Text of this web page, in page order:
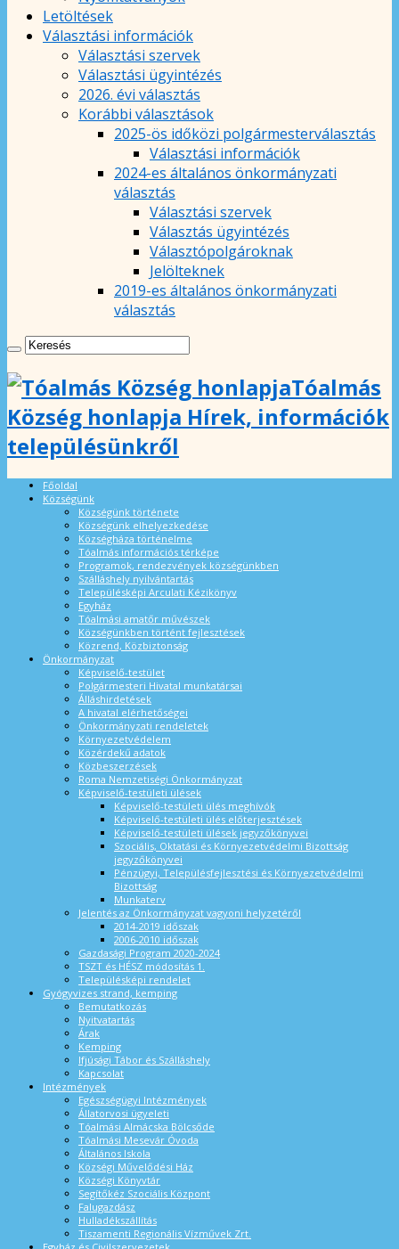
Letöltések
Választási információk
Választási szervek
Választási ügyintézés
2026. évi választás
Korábbi választások
2025-ös időközi polgármesterválasztás
Választási információk
2024-es általános önkormányzati
választás
Választási szervek
Választás ügyintézés
Választópolgároknak
Jelölteknek
2019-es általános önkormányzati
választás
Tóalmás
Község honlapja Hírek, információk
településünkről
Főoldal
Községünk
Községünk története
Községünk elhelyezkedése
Községháza történelme
Tóalmás információs térképe
Programok, rendezvények községünkben
Szálláshely nyilvántartás
Településképi Arculati Kézikönyv
Egyház
Tóalmási amatőr művészek
Községünkben történt fejlesztések
Közrend, Közbiztonság
Önkormányzat
Képviselő-testület
Polgármesteri Hivatal munkatársai
Álláshirdetések
A hivatal elérhetőségei
Önkormányzati rendeletek
Környezetvédelem
Közérdekű adatok
Közbeszerzések
Roma Nemzetiségi Önkormányzat
Képviselő-testületi ülések
Képviselő-testületi ülés meghívók
Képviselő-testületi ülés előterjesztések
Képviselő-testületi ülések jegyzőkönyvei
Szociális, Oktatási és Környezetvédelmi Bizottság
jegyzőkönyvei
Pénzügyi, Településfejlesztési és Környezetvédelmi
Bizottság
Munkaterv
Jelentés az Önkormányzat vagyoni helyzetéről
2014-2019 időszak
2006-2010 időszak
Gazdasági Program 2020-2024
TSZT és HÉSZ módosítás 1.
Településképi rendelet
Gyógyvizes strand, kemping
Bemutatkozás
Nyitvatartás
Árak
Kemping
Ifjúsági Tábor és Szálláshely
Kapcsolat
Intézmények
Egészségügyi Intézmények
Állatorvosi ügyeleti
Tóalmási Almácska Bölcsőde
Tóalmási Mesevár Óvoda
Általános Iskola
Községi Művelődési Ház
Községi Könyvtár
Segítőkéz Szociális Központ
Falugazdász
Hulladékszállítás
Tiszamenti Regionális Vízművek Zrt.